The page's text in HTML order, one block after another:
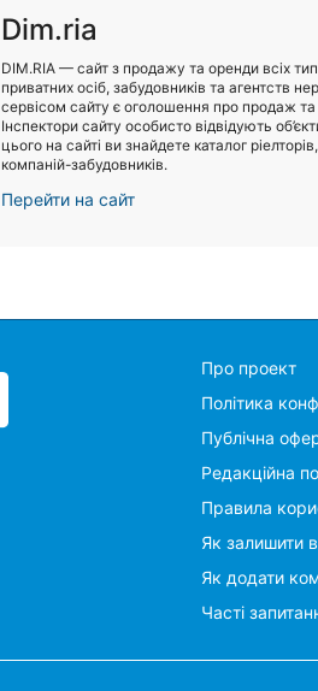
Dim.ria
DIM.RIA — сайт з продажу та оренди всіх
приватних осіб, забудовників та агентств
сервісом сайту є оголошення про продаж
Інспектори сайту особисто відвідують
цього на сайті ви знайдете каталог
компаній-забудовників.
Перейти на сайт
Про проект
Політика
Публічна
Редакційна
Правила
Як залишити
Як додати
Часті